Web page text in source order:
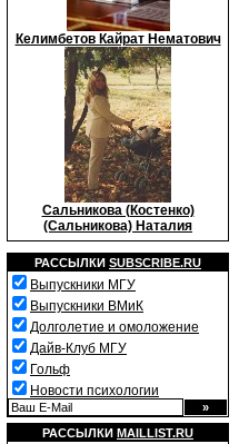
Келимбетов Кайрат Нематович
Cальникова (Костенко)
(Сальникова) Наталия
РАССЫЛКИ SUBSCRIBE.RU
Выпускники МГУ
Выпускники ВМиК
Долголетие и омоложение
Дайв-Клуб МГУ
Гольф
Новости психологии
РАССЫЛКИ MAILLIST.RU